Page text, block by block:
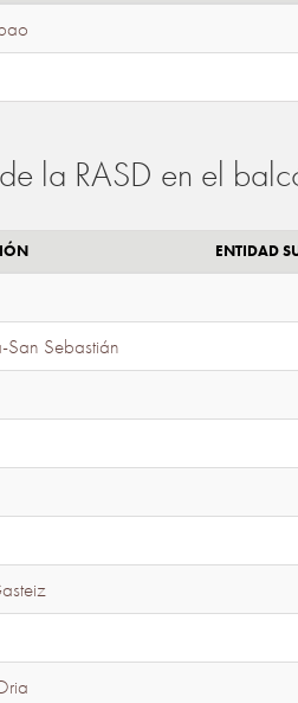
la RASD en el
ENTIDAD
San Sebastián